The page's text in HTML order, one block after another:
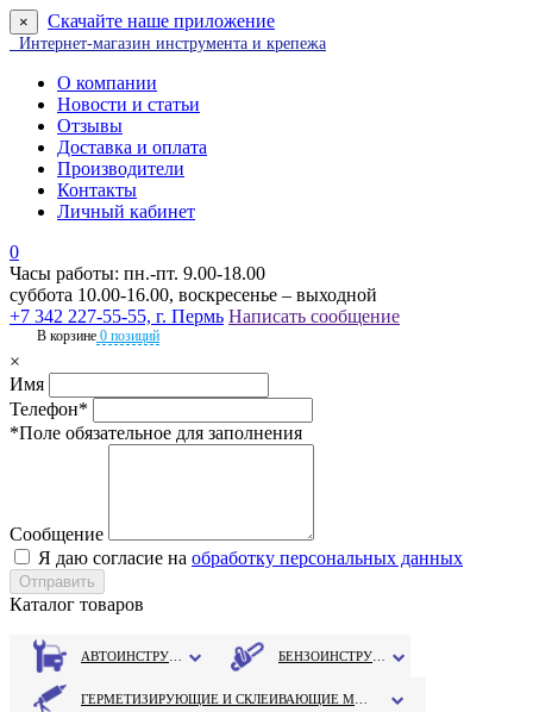
× Скачайте наше приложение
Интернет-магазин инструмента и крепежа
О компании
Новости и статьи
Отзывы
Доставка и оплата
Производители
Контакты
Личный кабинет
0
Часы работы: пн.-пт. 9.00-18.00
суббота 10.00-16.00, воскресенье – выходной
+7 342 227-55-55, г. Пермь Написать сообщение
В корзине 0 позиций
×
Имя
Телефон*
*Поле обязательное для заполнения
Сообщение
Я даю согласие на обработку персональных данных
Каталог товаров